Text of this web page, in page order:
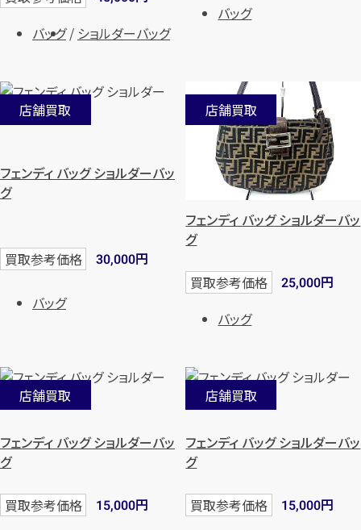
バッグ
ショルダーバッグ
バッグ
店舗買取
フェンディ バッグ ショルダーバッ
グ
買取参考価格 30,000円
バッグ
店舗買取
フェンディ バッグ ショルダーバッ
グ
買取参考価格 25,000円
バッグ
店舗買取
フェンディ バッグ ショルダーバッ
グ
買取参考価格 15,000円
店舗買取
フェンディ バッグ ショルダーバッ
グ
買取参考価格 15,000円